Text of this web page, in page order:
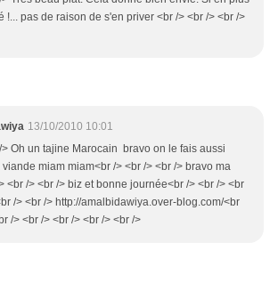
!... pas de raison de s'en priver <br /> <br /> <br />
13/10/2010 10:01
> Oh un tajine Marocain bravo on le fais aussi
miam miam<br /> <br /> <br /> bravo ma
<br /> <br /> biz et bonne journée<br /> <br /> <br
/> <br /> http://amalbidawiya.over-blog.com/<br
/> <br /> <br /> <br /> <br />